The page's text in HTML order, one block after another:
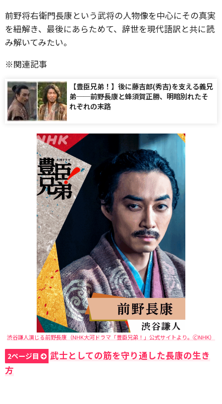
前野将右衛門長康という武将の人物像を中心にその真実
を紐解き、最後にあらためて、辞世を現代語訳と共に読
み解いてみたい。
※関連記事
【豊臣兄弟！】後に藤吉郎(秀吉)を支える義兄
弟──前野長康と蜂須賀正勝、明暗別れたそ
れぞれの末路
渋谷謙人演じる前野長康（NHK大河ドラマ「豊臣兄弟！」公式サイトより。🄫NHK）
2ページ目
武士としての筋を守り通した長康の生き
方